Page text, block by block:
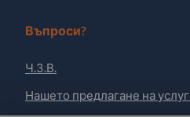
Въпроси?
Ч.З.В.
Нашето предлагане на